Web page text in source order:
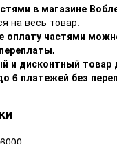
в магазине
на весь товар.
оплату частями
и дисконтный товар
6 платежей без
6000